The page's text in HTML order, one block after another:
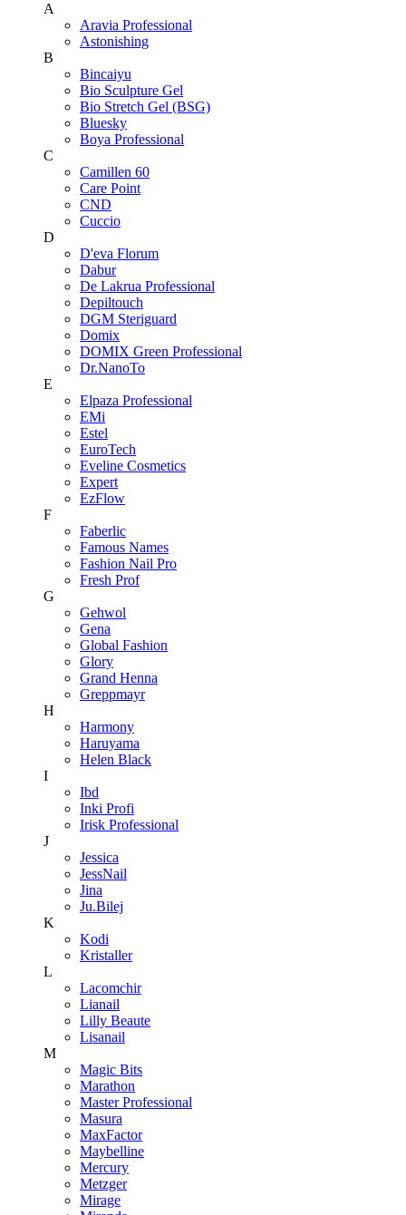
A
Aravia Professional
Astonishing
B
Bincaiyu
Bio Sculpture Gel
Bio Stretch Gel (BSG)
Bluesky
Boya Professional
C
Camillen 60
Care Point
CND
Cuccio
D
D'eva Florum
Dabur
De Lakrua Professional
Depiltouch
DGM Steriguard
Domix
DOMIX Green Professional
Dr.NanoTo
E
Elpaza Professional
EMi
Estel
EuroTech
Eveline Cosmetics
Expert
EzFlow
F
Faberlic
Famous Names
Fashion Nail Pro
Fresh Prof
G
Gehwol
Gena
Global Fashion
Glory
Grand Henna
Greppmayr
H
Harmony
Haruyama
Helen Black
I
Ibd
Inki Profi
Irisk Professional
J
Jessica
JessNail
Jina
Ju.Bilej
K
Kodi
Kristaller
L
Lacomchir
Lianail
Lilly Beaute
Lisanail
M
Magic Bits
Marathon
Master Professional
Masura
MaxFactor
Maybelline
Mercury
Metzger
Mirage